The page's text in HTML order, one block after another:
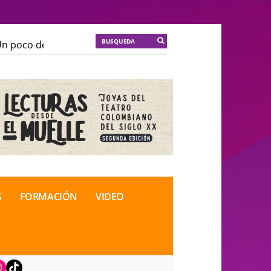
poco de locura para la cordura
de Teatro Rosa
FORMACIÓN VIDEO
TikTok